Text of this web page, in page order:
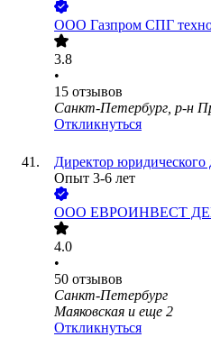
ООО Газпром СПГ
3.8
•
15 отзывов
Санкт-Петербург, р-н
Откликнуться
Директор юридического
Опыт 3-6 лет
ООО ЕВРОИНВЕСТ
4.0
•
50 отзывов
Санкт-Петербург
Маяковская и еще 2
Откликнуться